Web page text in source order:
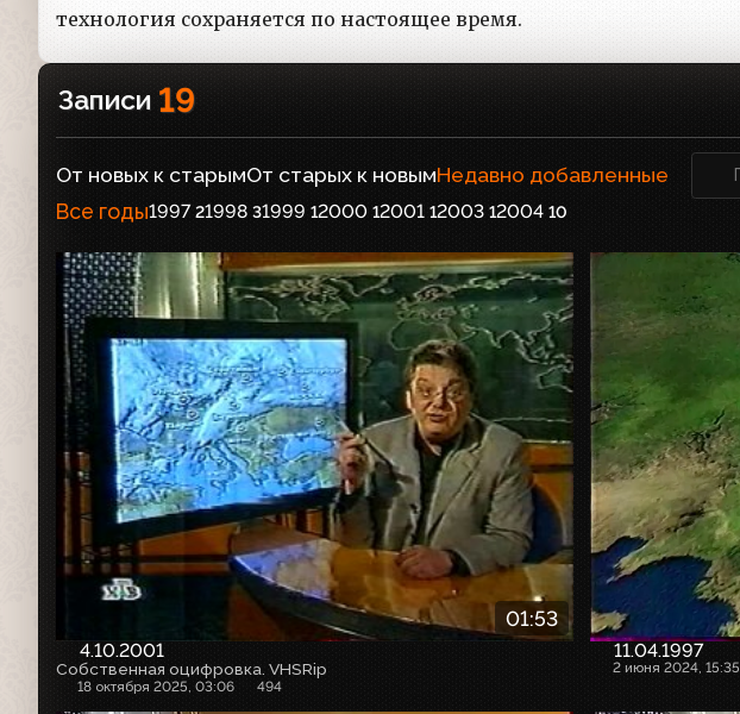
технология сохраняется по настоящее время.
Записи 19
От новых к старымОт старых к новымНедавно добавленные
Все годы1997 21998 31999 12000 12001 12003 12004 10
01:53
4.10.2001
Собственная оцифровка. VHSRip
18 октября 2025, 03:06 494
11.04.1997
2 июня 2024, 15:35